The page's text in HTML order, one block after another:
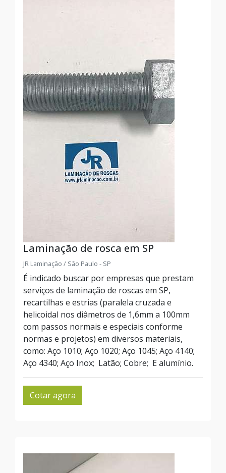
Laminação de rosca em SP
JR Laminação / São Paulo - SP
É indicado buscar por empresas que prestam
serviços de laminação de roscas em SP,
recartilhas e estrias (paralela cruzada e
helicoidal nos diâmetros de 1,6mm a 100mm
com passos normais e especiais conforme
normas e projetos) em diversos materiais,
como: Aço 1010; Aço 1020; Aço 1045; Aço 4140;
Aço 4340; Aço Inox; Latão; Cobre; E alumínio.
Cotar agora